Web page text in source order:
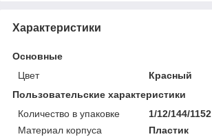
Характеристики
Основные
Цвет
Красный
Пользовательские характеристики
Количество в упаковке
1/12/144/1152
Материал корпуса
Пластик